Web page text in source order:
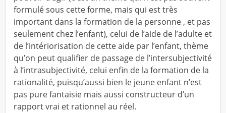
formulé sous cette forme, mais qui est très
important dans la formation de la personne , et pas
seulement chez l’enfant), celui de l’aide de l’adulte et
de l’intériorisation de cette aide par l’enfant, thème
qu’on peut qualifier de passage de l’intersubjectivité
à l’intrasubjectivité, celui enfin de la formation de la
rationalité, puisqu’aussi bien le jeune enfant n’est
pas pure fantaisie mais aussi constructeur d’un
rapport vrai et rationnel au réel.